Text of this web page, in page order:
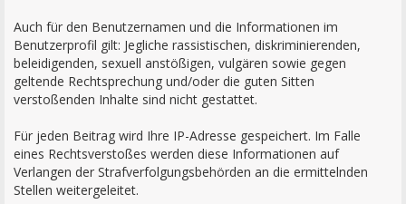
Auch für den Benutzernamen und die Informationen im
Benutzerprofil gilt: Jegliche rassistischen, diskriminierenden,
beleidigenden, sexuell anstößigen, vulgären sowie gegen
geltende Rechtsprechung und/oder die guten Sitten
verstoßenden Inhalte sind nicht gestattet.
Für jeden Beitrag wird Ihre IP-Adresse gespeichert. Im Falle
eines Rechtsverstoßes werden diese Informationen auf
Verlangen der Strafverfolgungsbehörden an die ermittelnden
Stellen weitergeleitet.